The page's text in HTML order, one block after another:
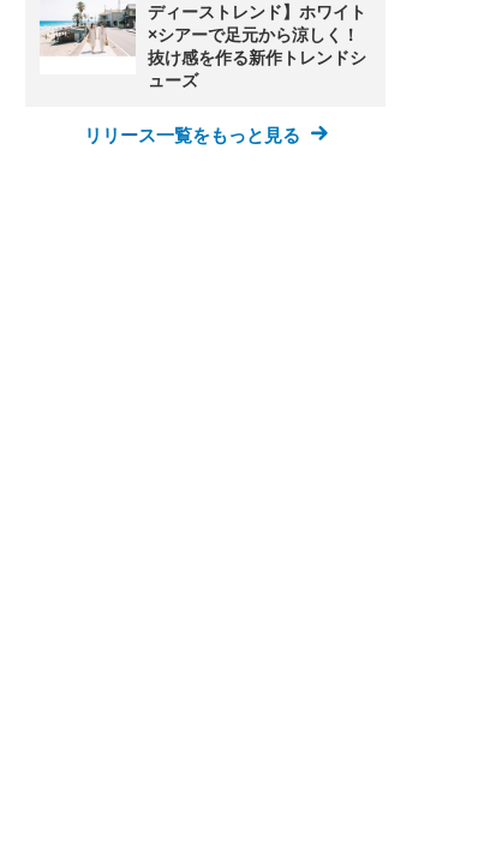
ディーストレンド】ホワイト
×シアーで足元から涼しく！
抜け感を作る新作トレンドシ
ューズ
リリース一覧をもっと見る